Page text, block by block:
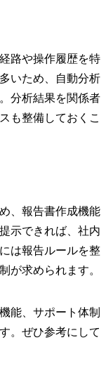
路や操作履歴を特
いため、自動分析
分析結果を関係者
も整備しておくこ
、報告書作成機能
示できれば、社内
は報告ルールを整
が求められます。
能、サポート体制
。ぜひ参考にして